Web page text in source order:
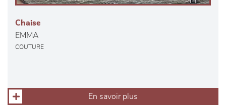
Chaise
EMMA
COUTURE
En savoir plus